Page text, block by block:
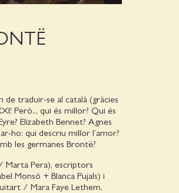
de traduir-se al català (gràcies
Però... qui és millor? Qui és
Elizabeth Bennet? Agnes
ho: qui descriu millor l’amor?
les germanes Brontë?
Marta Pera), escriptors
Monsó + Blanca Pujals) i
/ Mara Faye Lethem,